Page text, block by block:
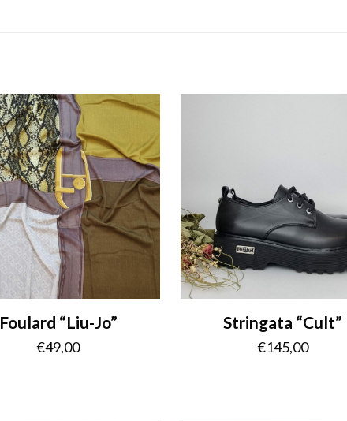
Foulard “Liu-Jo”
€49,00
Stringata “Cult”
€145,00